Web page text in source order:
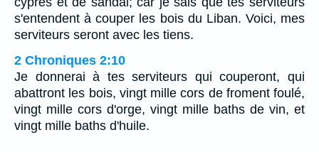
s'entendent à couper les bois du Liban. Voici, mes
serviteurs seront avec les tiens.
2 Chroniques 2:10
Je donnerai à tes serviteurs qui couperont, qui
abattront les bois, vingt mille cors de froment foulé,
vingt mille cors d'orge, vingt mille baths de vin, et
vingt mille baths d'huile.